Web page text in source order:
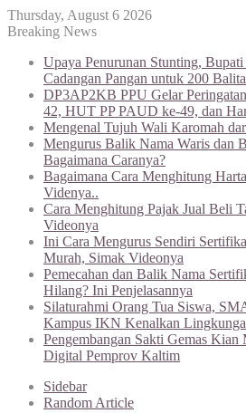
Thursday, August 6 2026
Breaking News
Upaya Penurunan Stunting,
Cadangan Pangan untuk 200
DP3AP2KB PPU Gelar
42, HUT PP PAUD ke-49, dan
Mengenal Tujuh Wali Karomah
Mengurus Balik Nama Waris dan
Bagaimana Caranya?
Bagaimana Cara Menghitung
Videnya..
Cara Menghitung Pajak Jual Beli
Videonya
Ini Cara Mengurus Sendiri
Murah, Simak Videonya
Pemecahan dan Balik Nama
Hilang? Ini Penjelasannya
Silaturahmi Orang Tua Siswa,
Kampus IKN Kenalkan
Pengembangan Sakti Gemas Kian
Digital Pemprov Kaltim
Sidebar
Random Article